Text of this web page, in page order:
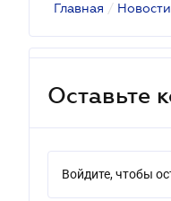
Главная / Новости
Оставьте
Войдите, чтобы